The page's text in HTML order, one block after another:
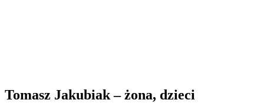
Tomasz Jakubiak – żona, dzieci